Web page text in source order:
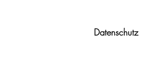
Datenschutz